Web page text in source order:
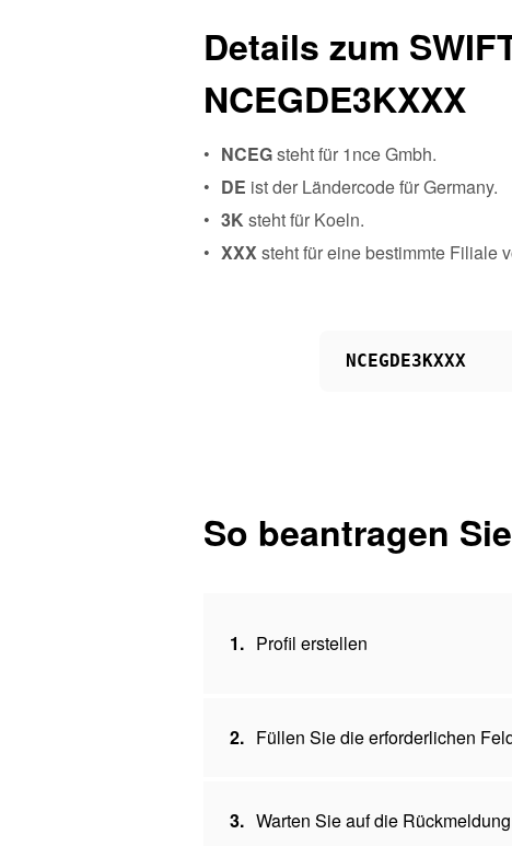
Details zum
NCEGDE3KXXX
NCEGsteht für 1nce Gmbh.
DE ist der Ländercode für Germany.
3Ksteht für Koeln.
XXXsteht für eine bestimmte Filiale
NCEGDE3KXXX
So beantragen
1. Profil erstellen
2. Füllen Sie die erforderlichen
3. Warten Sie auf die